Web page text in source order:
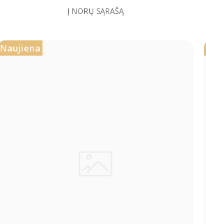
Į NORŲ SĄRAŠĄ
Naujiena